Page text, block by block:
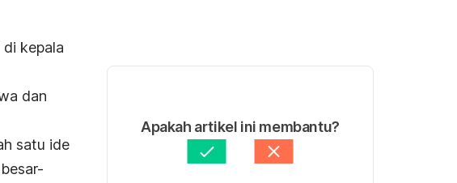
kepala
dan
satu ide
Apakah artikel ini membantu?